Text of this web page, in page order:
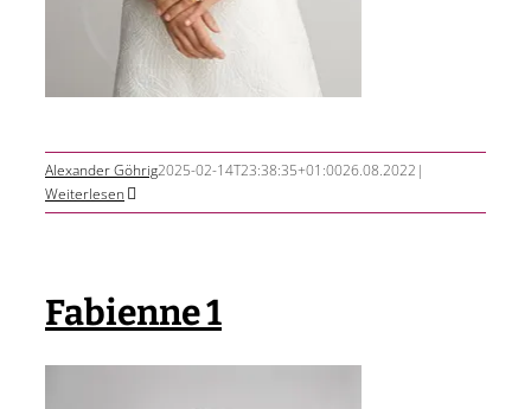
Alexander Göhrig2025-02-14T23:38:35+01:0026.08.2022 |
Weiterlesen
Fabienne 1